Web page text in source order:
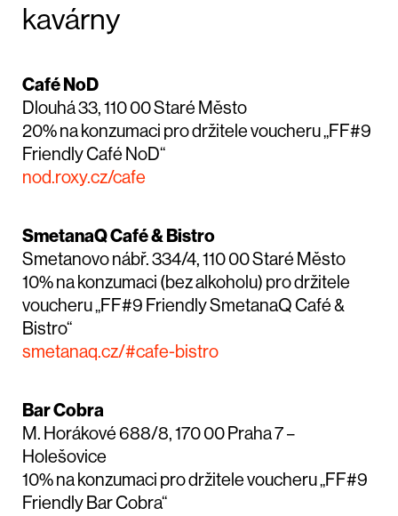
kavárny
Café NoD
Dlouhá 33, 110 00 Staré Město
20% na konzumaci pro držitele voucheru „FF#9
Friendly Café NoD“
nod.roxy.cz/cafe
SmetanaQ Café & Bistro
Smetanovo nábř. 334/4, 110 00 Staré Město
10% na konzumaci (bez alkoholu) pro držitele
voucheru „FF#9 Friendly SmetanaQ Café &
Bistro“
smetanaq.cz/#cafe-bistro
Bar Cobra
M. Horákové 688/8, 170 00 Praha 7 –
Holešovice
10% na konzumaci pro držitele voucheru „FF#9
Friendly Bar Cobra“